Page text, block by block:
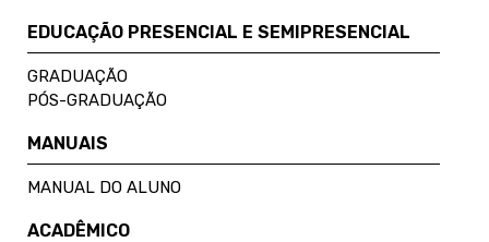
EDUCAÇÃO PRESENCIAL E SEMIPRESENCIAL
GRADUAÇÃO
PÓS-GRADUAÇÃO
MANUAIS
MANUAL DO ALUNO
ACADÊMICO